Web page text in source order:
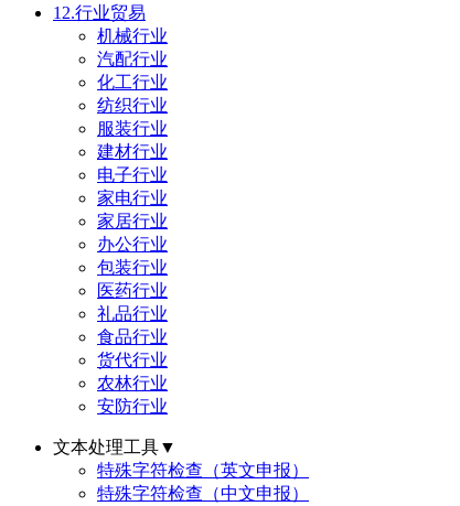
12.行业贸易
机械行业
汽配行业
化工行业
纺织行业
服装行业
建材行业
电子行业
家电行业
家居行业
办公行业
包装行业
医药行业
礼品行业
食品行业
货代行业
农林行业
安防行业
文本处理工具▼
特殊字符检查（英文申报）
特殊字符检查（中文申报）